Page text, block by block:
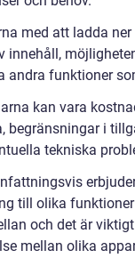
med att ladda
innehåll,
andra funktioner
kan vara
begränsningar i
tekniska
till olika
och det är
mellan olika